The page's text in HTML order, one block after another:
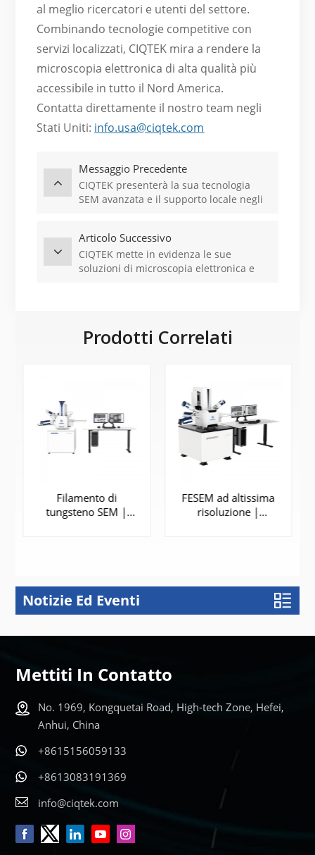
al meglio ricercatori e utenti del settore.
Combinando tecnologie competitive con
servizi localizzati, CIQTEK mira a rendere la
microscopia elettronica di alta qualità più
accessibile in tutto il Nord America.
Contatta direttamente il nostro team negli
Stati Uniti: info.usa@ciqtek.com
Messaggio Precedente
CIQTEK presenterà la sua tecnologia
SEM avanzata e il supporto locale negli
Articolo Successivo
CIQTEK mette in evidenza le sue
soluzioni di microscopia elettronica e
Prodotti Correlati
Filamento di
tungsteno SEM |
SAPERNE DI
FESEM ad altissima
risoluzione |
SAPERNE DI
Notizie Ed Eventi
Mettiti In Contatto
No. 1969, Kongquetai Road, High-tech Zone, Hefei,
Anhui, China
+8615156059133
+8613083191369
info@ciqtek.com